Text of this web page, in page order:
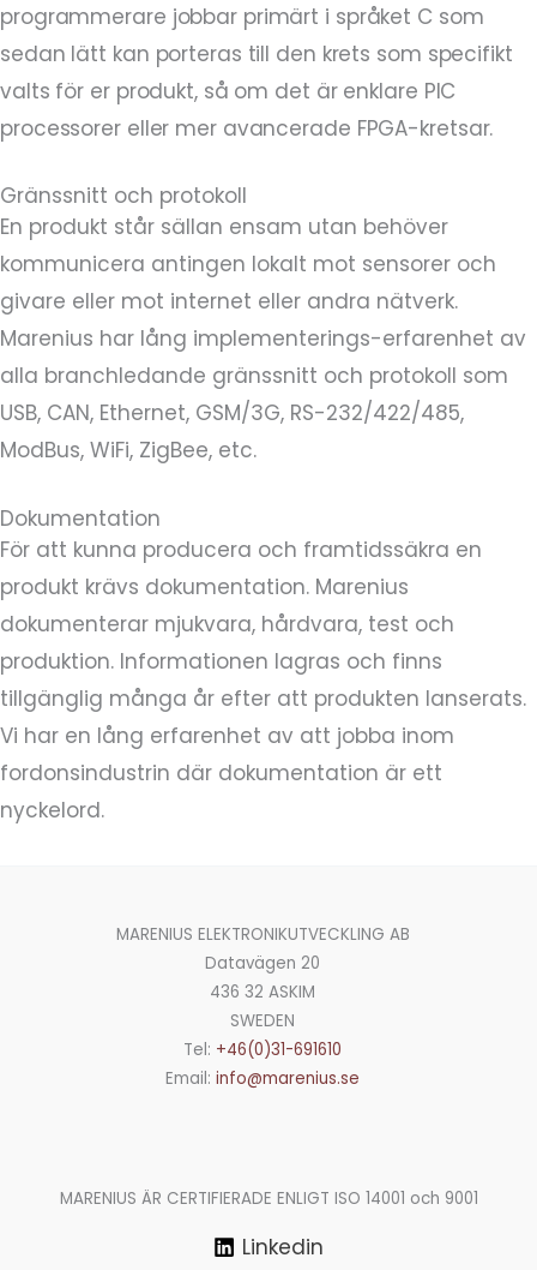
programmerare jobbar primärt i språket C som
sedan lätt kan porteras till den krets som specifikt
valts för er produkt, så om det är enklare PIC
processorer eller mer avancerade FPGA-kretsar.
Gränssnitt och protokoll
En produkt står sällan ensam utan behöver
kommunicera antingen lokalt mot sensorer och
givare eller mot internet eller andra nätverk.
Marenius har lång implementerings-erfarenhet av
alla branchledande gränssnitt och protokoll som
USB, CAN, Ethernet, GSM/3G, RS-232/422/485,
ModBus, WiFi, ZigBee, etc.
Dokumentation
För att kunna producera och framtidssäkra en
produkt krävs dokumentation. Marenius
dokumenterar mjukvara, hårdvara, test och
produktion. Informationen lagras och finns
tillgänglig många år efter att produkten lanserats.
Vi har en lång erfarenhet av att jobba inom
fordonsindustrin där dokumentation är ett
nyckelord.
MARENIUS ELEKTRONIKUTVECKLING AB
Datavägen 20
436 32 ASKIM
SWEDEN
Tel: +46(0)31-691610
Email: info@marenius.se
MARENIUS ÄR CERTIFIERADE ENLIGT ISO 14001 och 9001
Linkedin